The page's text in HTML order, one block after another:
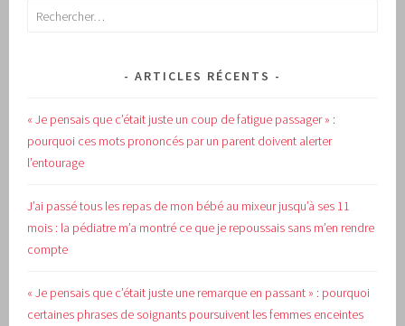
Rechercher :
ARTICLES RÉCENTS
« Je pensais que c’était juste un coup de fatigue passager » :
pourquoi ces mots prononcés par un parent doivent alerter
l’entourage
J’ai passé tous les repas de mon bébé au mixeur jusqu’à ses 11
mois : la pédiatre m’a montré ce que je repoussais sans m’en rendre
compte
« Je pensais que c’était juste une remarque en passant » : pourquoi
certaines phrases de soignants poursuivent les femmes enceintes